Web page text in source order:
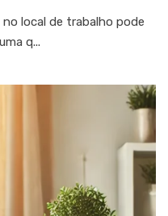
no local de trabalho pode
q...